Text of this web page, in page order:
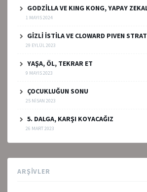
GODZİLLA VE KING KONG, YAPAY
1 MAYIS 2024
GİZLİ İSTİLA VE CLOWARD PIVEN
29 EYLÜL 2023
YAŞA, ÖL, TEKRAR ET
9 MAYIS 2023
ÇOCUKLUĞUN SONU
25 NISAN 2023
5. DALGA, KARŞI KOYACAĞIZ
26 MART 2023
ARŞIVLER